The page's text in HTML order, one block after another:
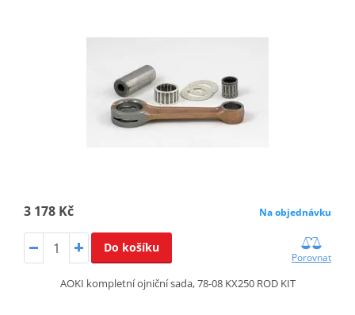
3 178 Kč Na objednávku
Do košíku
Porovnat
AOKI kompletní ojniční sada, 78-08 KX250 ROD KIT